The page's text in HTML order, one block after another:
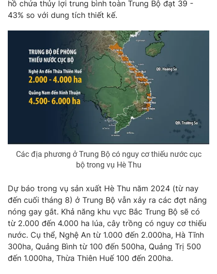
Góc doanh nghiệp
Truyền hình
Hậu trường
Nhân vật
Khán giả
Điện ảnh
Âm nhạc
Đời sống
Du lịch
Giáo dục
Hitech Công nghệ tương lai
Thị trường
Tư vấn
Giao lưu trực tuyến
Lịch phát sóng
Chuyên mục khác
Emagazine Podcast
Photo Infographic
hồ chứa thủy lợi trung bình toàn Trung Bộ đạt 39 -
43% so với dung tích thiết kế.
Các địa phương ở Trung Bộ có nguy cơ thiếu nước cục
bộ trong vụ Hè Thu
Dự báo trong vụ sản xuất Hè Thu năm 2024 (từ nay
đến cuối tháng 8) ở Trung Bộ vẫn xảy ra các đợt nắng
nóng gay gắt. Khả năng khu vực Bắc Trung Bộ sẽ có
từ 2.000 đến 4.000 ha lúa, cây trồng có nguy cơ thiếu
nước. Cụ thể, Nghệ An từ 1.000 đến 2.000ha, Hà Tĩnh
300ha, Quảng Bình từ 100 đến 500ha, Quảng Trị 500
đến 1.000ha, Thừa Thiên Huế 100 đến 200ha.